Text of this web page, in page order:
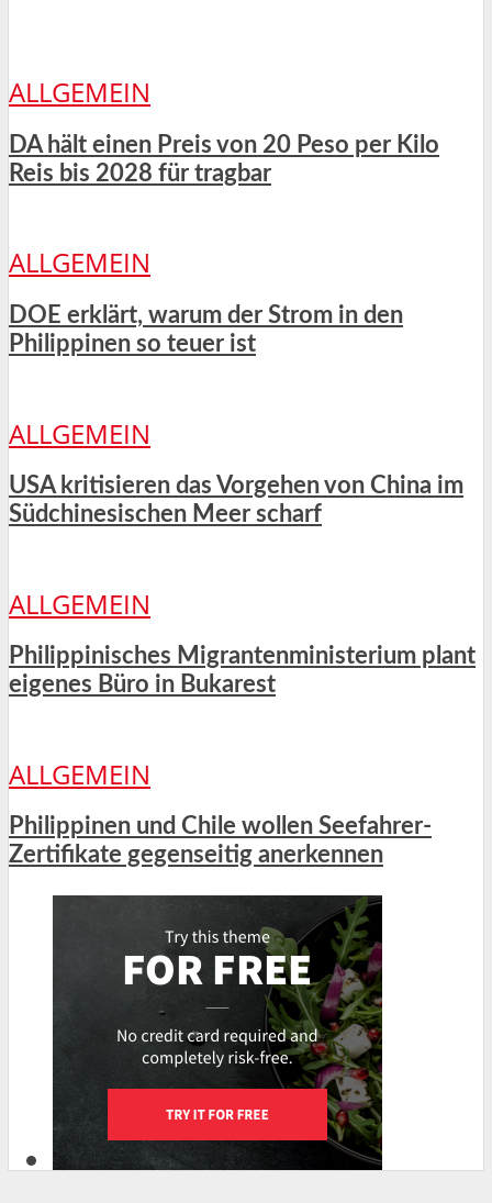
ALLGEMEIN
DA hält einen Preis von 20 Peso per Kilo
Reis bis 2028 für tragbar
ALLGEMEIN
DOE erklärt, warum der Strom in den
Philippinen so teuer ist
ALLGEMEIN
USA kritisieren das Vorgehen von China im
Südchinesischen Meer scharf
ALLGEMEIN
Philippinisches Migrantenministerium plant
eigenes Büro in Bukarest
ALLGEMEIN
Philippinen und Chile wollen Seefahrer-
Zertifikate gegenseitig anerkennen